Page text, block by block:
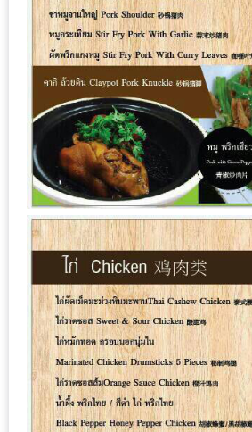
ENEWS
น้า
อ้วน
ชวน
หิว
ข้าว
อะไร
เอ่ย
อร่อย
ที่สุด?
งาน
แฟร์
เรื่อง
บ้าน
ที่
ทุก